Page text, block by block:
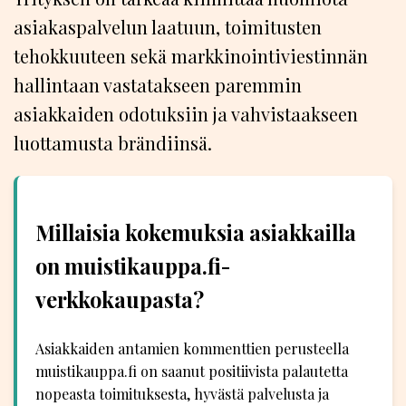
asiakaspalvelun laatuun, toimitusten
tehokkuuteen sekä markkinointiviestinnän
hallintaan vastatakseen paremmin
asiakkaiden odotuksiin ja vahvistaakseen
luottamusta brändiinsä.
Millaisia kokemuksia asiakkailla
on muistikauppa.fi-
verkkokaupasta?
Asiakkaiden antamien kommenttien perusteella
muistikauppa.fi on saanut positiivista palautetta
nopeasta toimituksesta, hyvästä palvelusta ja